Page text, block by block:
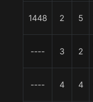
1448 2 5
---- 3 2
---- 4 4